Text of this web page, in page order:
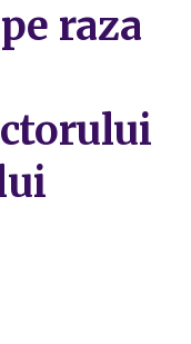
raza